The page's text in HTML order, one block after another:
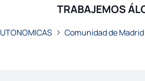
TRABAJEMOS
Comunidad de